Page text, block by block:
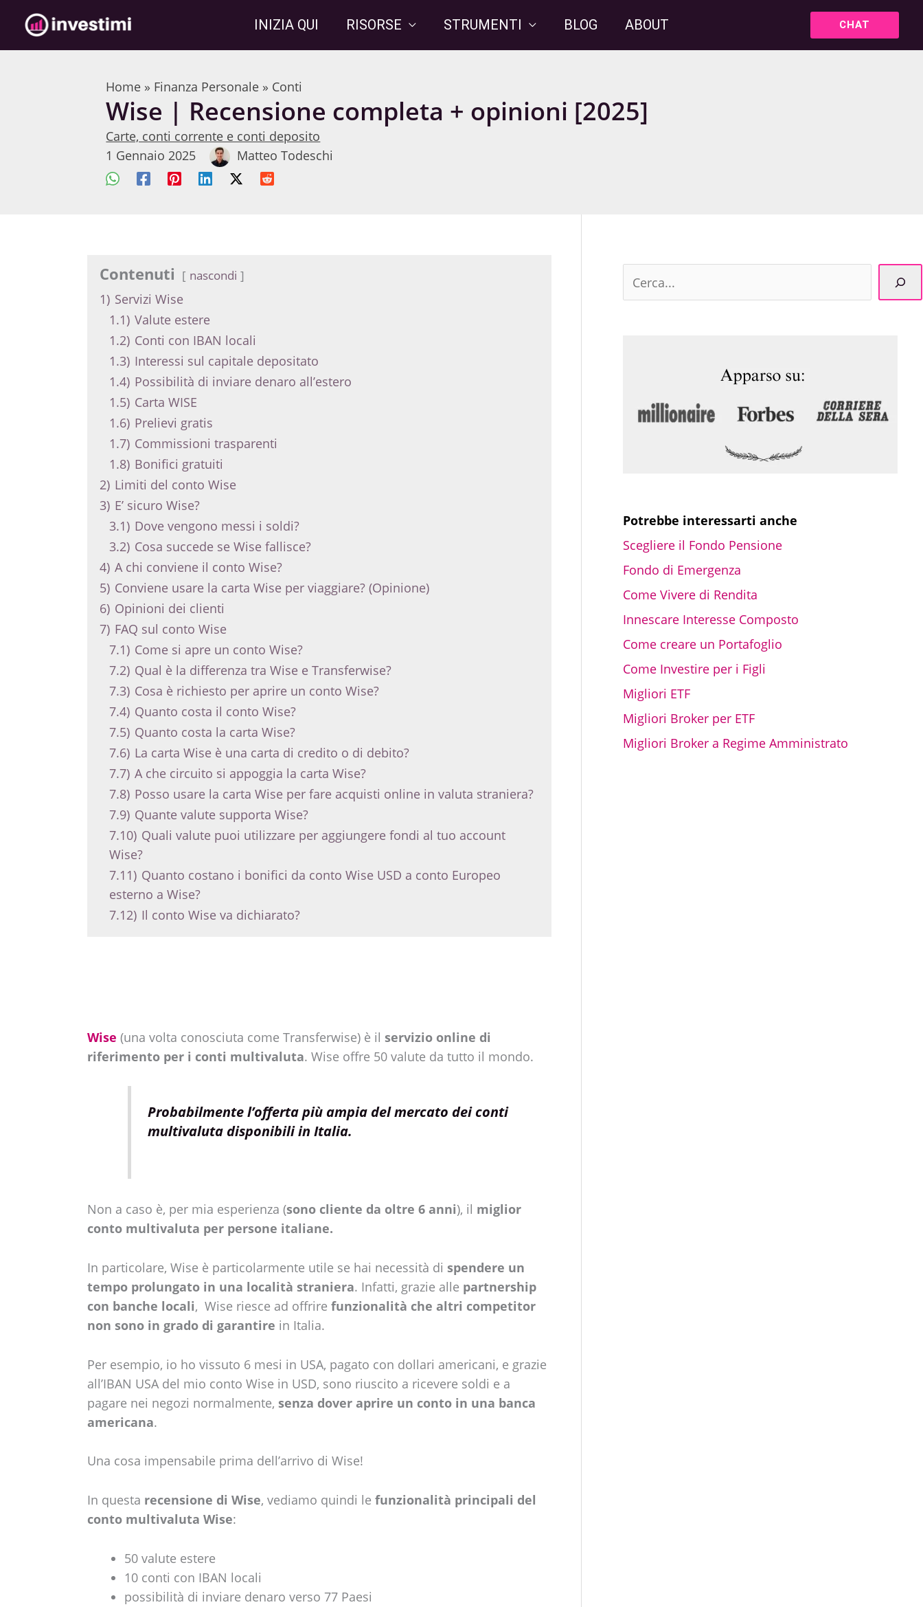
contenuto
INIZIA QUI RISORSE STRUMENTI BLOG ABOUT CHAT
Home » Finanza Personale » Conti
Wise | Recensione completa + opinioni [2025]
Carte, conti corrente e conti deposito
1 Gennaio 2025
Matteo Todeschi
Contenuti nascondi
1) Servizi Wise
1.1) Valute estere
1.2) Conti con IBAN locali
1.3) Interessi sul capitale depositato
1.4) Possibilità di inviare denaro all’estero
1.5) Carta WISE
1.6) Prelievi gratis
1.7) Commissioni trasparenti
1.8) Bonifici gratuiti
2) Limiti del conto Wise
3) E’ sicuro Wise?
3.1) Dove vengono messi i soldi?
3.2) Cosa succede se Wise fallisce?
4) A chi conviene il conto Wise?
5) Conviene usare la carta Wise per viaggiare? (Opinione)
6) Opinioni dei clienti
7) FAQ sul conto Wise
7.1) Come si apre un conto Wise?
7.2) Qual è la differenza tra Wise e Transferwise?
7.3) Cosa è richiesto per aprire un conto Wise?
7.4) Quanto costa il conto Wise?
7.5) Quanto costa la carta Wise?
7.6) La carta Wise è una carta di credito o di debito?
7.7) A che circuito si appoggia la carta Wise?
7.8) Posso usare la carta Wise per fare acquisti online in valuta straniera?
7.9) Quante valute supporta Wise?
7.10) Quali valute puoi utilizzare per aggiungere fondi al tuo account
Wise?
7.11) Quanto costano i bonifici da conto Wise USD a conto Europeo
esterno a Wise?
7.12) Il conto Wise va dichiarato?
Wise (una volta conosciuta come Transferwise) è il servizio online di
riferimento per i conti multivaluta. Wise offre 50 valute da tutto il mondo.
Probabilmente l’offerta più ampia del mercato dei conti
multivaluta disponibili in Italia.
Non a caso è, per mia esperienza (sono cliente da oltre 6 anni), il miglior
conto multivaluta per persone italiane.
In particolare, Wise è particolarmente utile se hai necessità di spendere un
tempo prolungato in una località straniera. Infatti, grazie alle partnership
con banche locali, Wise riesce ad offrire funzionalità che altri competitor
non sono in grado di garantire in Italia.
Per esempio, io ho vissuto 6 mesi in USA, pagato con dollari americani, e grazie
all’IBAN USA del mio conto Wise in USD, sono riuscito a ricevere soldi e a
pagare nei negozi normalmente, senza dover aprire un conto in una banca
americana.
Una cosa impensabile prima dell’arrivo di Wise!
In questa recensione di Wise, vediamo quindi le funzionalità principali del
conto multivaluta Wise:
50 valute estere
10 conti con IBAN locali
possibilità di inviare denaro verso 77 Paesi
e
Potrebbe interessarti anche
Scegliere il Fondo Pensione
Fondo di Emergenza
Come Vivere di Rendita
Innescare Interesse Composto
Come creare un Portafoglio
Come Investire per i Figli
Migliori ETF
Migliori Broker per ETF
Migliori Broker a Regime Amministrato